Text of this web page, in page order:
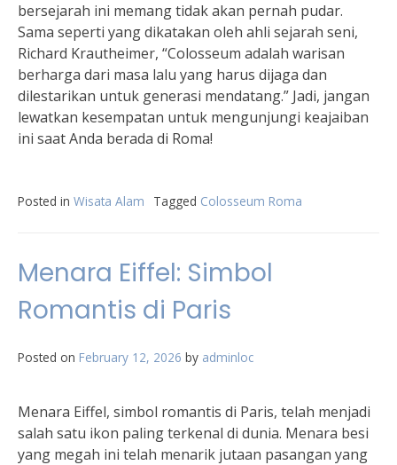
bersejarah ini memang tidak akan pernah pudar.
Sama seperti yang dikatakan oleh ahli sejarah seni,
Richard Krautheimer, “Colosseum adalah warisan
berharga dari masa lalu yang harus dijaga dan
dilestarikan untuk generasi mendatang.” Jadi, jangan
lewatkan kesempatan untuk mengunjungi keajaiban
ini saat Anda berada di Roma!
Posted in Wisata Alam Tagged Colosseum Roma
Menara Eiffel: Simbol
Romantis di Paris
Posted on February 12, 2026 by adminloc
Menara Eiffel, simbol romantis di Paris, telah menjadi
salah satu ikon paling terkenal di dunia. Menara besi
yang megah ini telah menarik jutaan pasangan yang